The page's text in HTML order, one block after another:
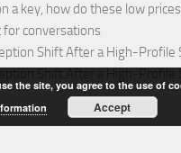
a key, how do these low
for conversations
Shift After a High-Profile
Shift After a High-Profile
the site, you agree to the use of
Accept